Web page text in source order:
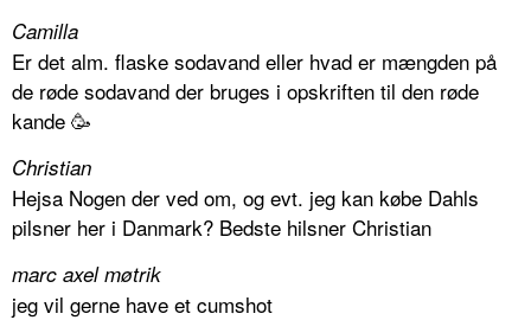
Camilla
Er det alm. flaske sodavand eller hvad er mængden på
de røde sodavand der bruges i opskriften til den røde
kande 🥳
Christian
Hejsa Nogen der ved om, og evt. jeg kan købe Dahls
pilsner her i Danmark? Bedste hilsner Christian
marc axel møtrik
jeg vil gerne have et cumshot